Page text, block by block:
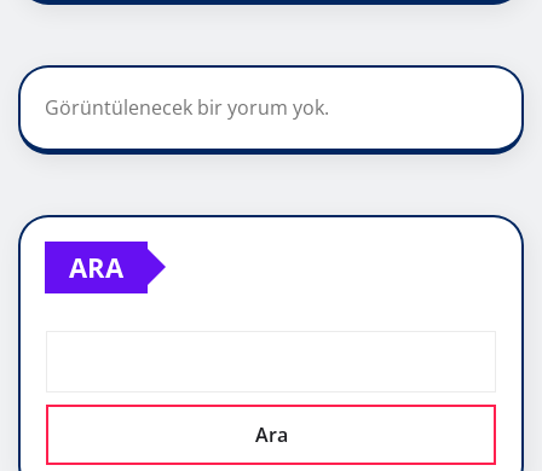
Görüntülenecek bir yorum yok.
ARA
Ara